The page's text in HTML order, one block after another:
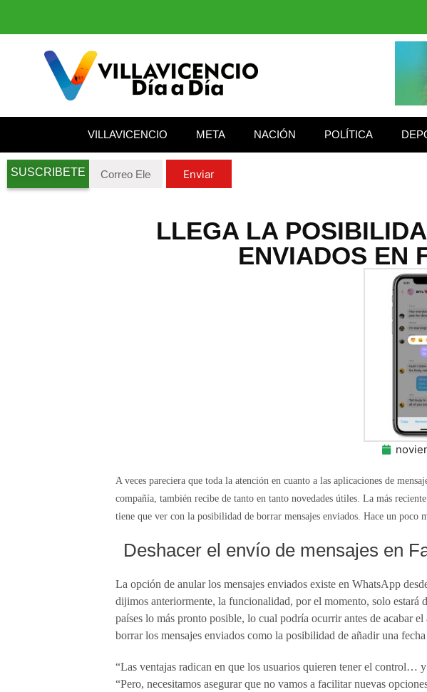
VILLAVICENCIO META NACIÓN POLÍTICA
SUSCRIBETE Enviar
LLEGA LA
ENVIADOS EN
A veces pareciera que toda la atención en cuanto a las aplicaciones de
compañía, también recibe de tanto en tanto novedades útiles. La más
tiene que ver con la posibilidad de borrar mensajes enviados. Hace un poco
Deshacer el envío de mensajes en
La opción de anular los mensajes enviados existe en WhatsApp
dijimos anteriormente, la funcionalidad, por el momento, solo
países lo más pronto posible, lo cual podría ocurrir antes de acabar
borrar los mensajes enviados como la posibilidad de añadir una
“Las ventajas radican en que los usuarios quieren tener el control…
“Pero, necesitamos asegurar que no vamos a facilitar nuevas